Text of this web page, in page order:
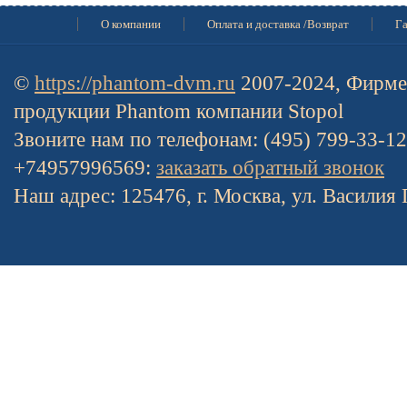
О компании Оплата и доставка /Возврат
© https://phantom-dvm.ru 2007-2024,
продукции Phantom компании Stopol
Звоните нам по телефонам: (495) 799-33-
+74957996569: заказать обратный звонок
Наш адрес: 125476, г. Москва, ул. Василия